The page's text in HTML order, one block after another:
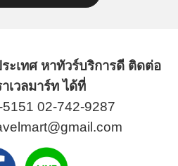
ะเทศ หาทัวร์บริการดี ติดต่อ
เวลมาร์ท ได้ที่
02-742-9287